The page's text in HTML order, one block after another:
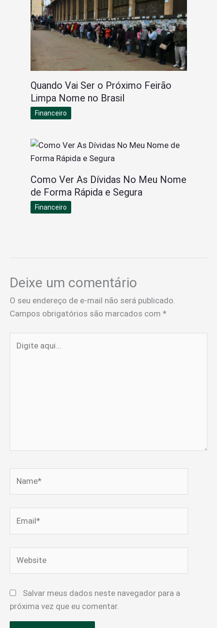
Quando Vai Ser o Próximo Feirão
Limpa Nome no Brasil
Financeiro
Como Ver As Dívidas No Meu Nome
de Forma Rápida e Segura
Financeiro
Deixe um comentário
O seu endereço de e-mail não será publicado.
Campos obrigatórios são marcados com *
aqui...
Salvar meus dados neste navegador para a
próxima vez que eu comentar.